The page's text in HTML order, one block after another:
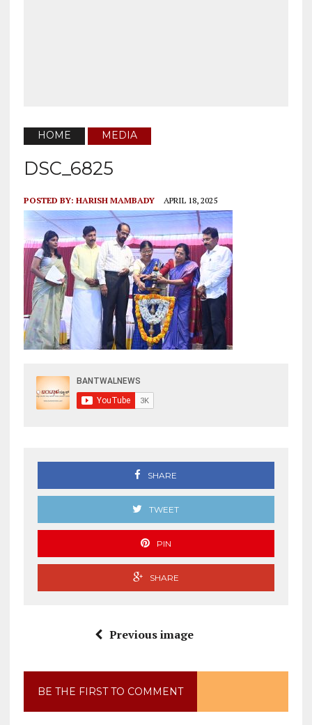
HOME MEDIA
DSC_6825
POSTED BY: HARISH MAMBADY APRIL 18, 2025
SHARE
TWEET
PIN
SHARE
Previous image
BE THE FIRST TO COMMENT